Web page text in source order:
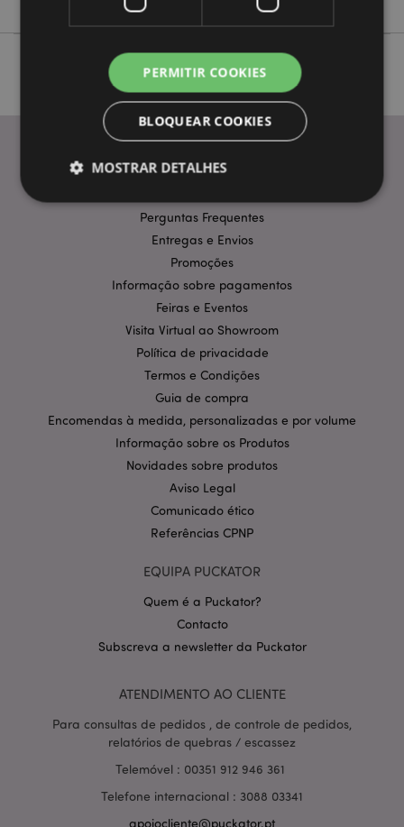
Perguntas Frequentes
Entregas e Envios
Promoções
Informação sobre pagamentos
Feiras e Eventos
Visita Virtual ao Showroom
Política de privacidade
Termos e Condições
Guia de compra
Encomendas à medida, personalizadas e por volume
Informação sobre os Produtos
Novidades sobre produtos
Aviso Legal
Comunicado ético
Referências CPNP
EQUIPA PUCKATOR
Quem é a Puckator?
Contacto
Subscreva a newsletter da Puckator
ATENDIMENTO AO CLIENTE
Para consultas de pedidos , de controle de pedidos,
relatórios de quebras / escassez
Telemóvel : 00351 912 946 361
Telefone internacional : 3088 03341
apoiocliente@puckator.pt
PERMITIR COOKIES
BLOQUEAR COOKIES
MOSTRAR DETALHES
Estritamente necessários
Desempenho
Segmentação
Funcionalidade
Os cookies estritamente necessários permitem
funcionalidades centrais do website, tais como login
de utilizador e gestão de conta. O sítio web não
estritamente necessários.
CookieScriptConsent
CookieScript
mage-cache-storage-section-
PHPSESSID
PHP.net
Política de Privacidade da